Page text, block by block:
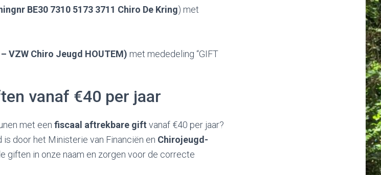
BE30 7310 5173 3711 Chiro De Kring) met
VZW Chiro Jeugd HOUTEM) met mededeling “GIFT
vanaf €40 per jaar
met een fiscaal aftrekbare gift vanaf €40 per jaar?
is door het Ministerie van Financiën en Chirojeugd-
giften in onze naam en zorgen voor de correcte